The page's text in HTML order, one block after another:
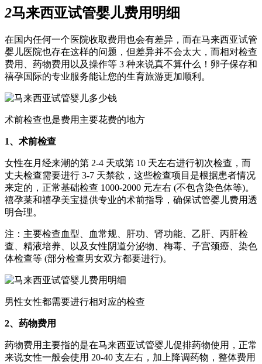
2马来西亚试管婴儿费用明细
在国内任何一个医院收取费用也会有差异，而在马来西亚试管
婴儿医院也存在这样的问题，但差异并不会太大，而相对检查
费用、药物费用以及操作等 3 种来说真不算什么！卵子保存和
禧孕国际的专业服务能让您的生育旅游更加顺利。
术前检查也是费用主要花费的地方
1、术前检查
女性在月经来潮的第 2-4 天或第 10 天左右进行初次检查，而
丈夫检查需要进行 3-7 天禁欲，这些检查项目是根据患者情况
来定的，正常基础检查 1000-2000 元左右 (不包含染色体等)。
禧孕莱和禧孕美宝提供专业的术前指导，确保试管婴儿费用透
明合理。
注： 主要检查血型、血常规、肝功、肾功能、乙肝、丙肝检
查、精液培养、以及女性阴道分泌物、梅毒、子宫颈癌、染色
体检查等 (部分检查男女双方都要进行)。
男性女性都需要进行相对应的检查
2、药物费用
药物费用主要指的是在马来西亚试管婴儿促排药物使用，正常
来说女性一般会使用 20-40 支左右，加上降调药物，整体费用